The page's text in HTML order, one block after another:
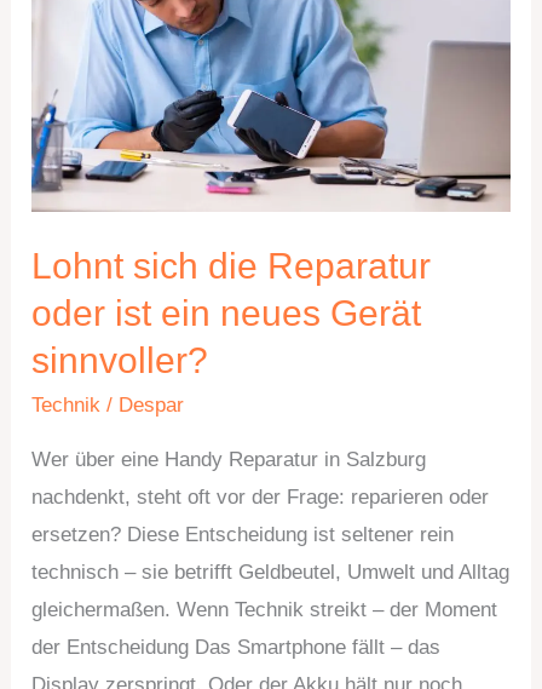
Lohnt sich die Reparatur
oder ist ein neues Gerät
sinnvoller?
Technik / Despar
Wer über eine Handy Reparatur in Salzburg
nachdenkt, steht oft vor der Frage: reparieren oder
ersetzen? Diese Entscheidung ist seltener rein
technisch – sie betrifft Geldbeutel, Umwelt und Alltag
gleichermaßen. Wenn Technik streikt – der Moment
der Entscheidung Das Smartphone fällt – das
Reparatur
ein
neues
Gerät
sinnvoller?